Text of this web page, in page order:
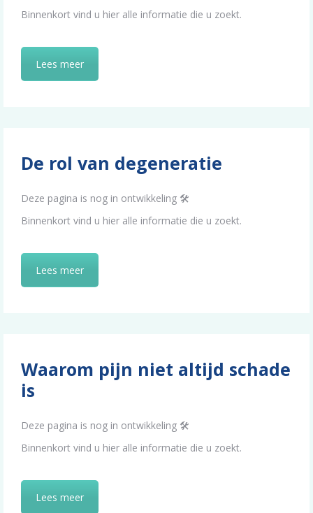
Binnenkort vind u hier alle informatie die u zoekt.
Lees meer
De rol van degeneratie
Deze pagina is nog in ontwikkeling 🛠️
Binnenkort vind u hier alle informatie die u zoekt.
Lees meer
Waarom pijn niet altijd schade
is
Deze pagina is nog in ontwikkeling 🛠️
Binnenkort vind u hier alle informatie die u zoekt.
Lees meer